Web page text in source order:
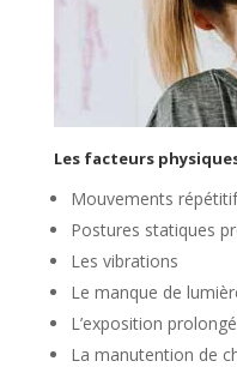
Les facteurs
Mouvements
Postures statiques
Les vibrations
Le manque de
L’exposition
La manutention de